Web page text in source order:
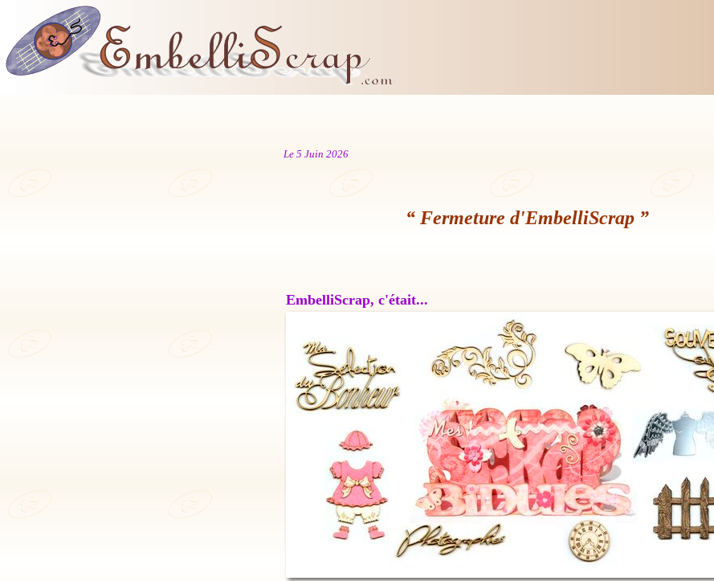
Le 5 Juin 2026
“ Fermeture d'EmbelliScrap ”
EmbelliScrap, c'était...